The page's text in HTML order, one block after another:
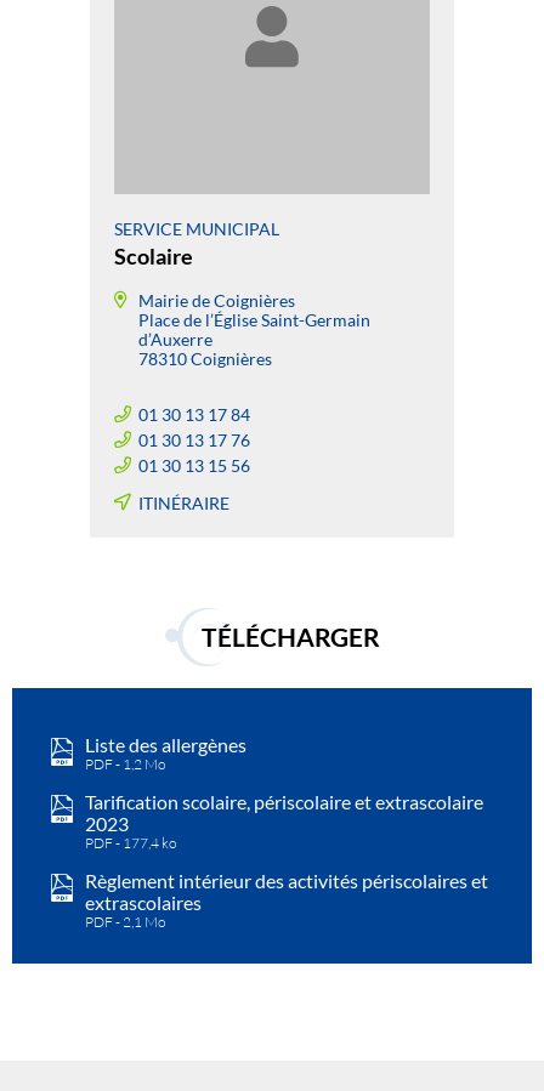
SERVICE MUNICIPAL
Scolaire
Mairie de Coignières
Place de l’Église Saint-Germain
d’Auxerre
78310 Coignières
01 30 13 17 84
01 30 13 17 76
01 30 13 15 56
ITINÉRAIRE
TÉLÉCHARGER
Liste des allergènes
PDF 1,2 Mo
Tarification scolaire, périscolaire et extrascolaire
2023
PDF 177,4 ko
Règlement intérieur des activités périscolaires et
extrascolaires
PDF 2,1 Mo